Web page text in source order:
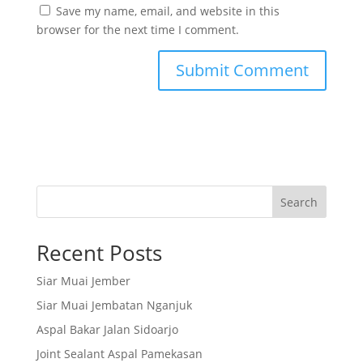
Save my name, email, and website in this
browser for the next time I comment.
Search
Recent Posts
Siar Muai Jember
Siar Muai Jembatan Nganjuk
Aspal Bakar Jalan Sidoarjo
Joint Sealant Aspal Pamekasan